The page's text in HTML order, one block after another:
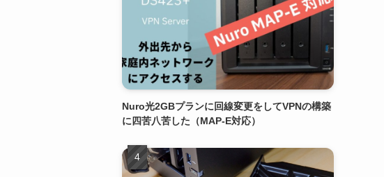
Nuro光2GBプランに回線変更をしてVPNの構築
に四苦八苦した（MAP-E対応）